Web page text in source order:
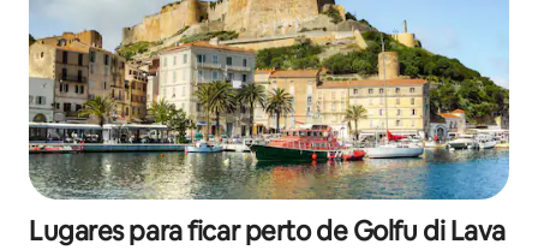
Lugares para ficar perto de Golfu di Lava